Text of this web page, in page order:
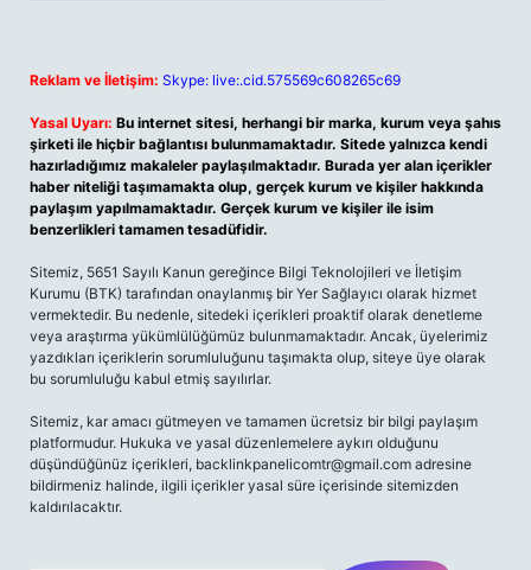
Reklam ve İletişim: Skype: live:.cid.575569c608265c69
Yasal Uyarı: Bu internet sitesi, herhangi bir marka, kurum veya şahıs
şirketi ile hiçbir bağlantısı bulunmamaktadır. Sitede yalnızca kendi
hazırladığımız makaleler paylaşılmaktadır. Burada yer alan içerikler
haber niteliği taşımamakta olup, gerçek kurum ve kişiler hakkında
paylaşım yapılmamaktadır. Gerçek kurum ve kişiler ile isim
benzerlikleri tamamen tesadüfidir.
Sitemiz, 5651 Sayılı Kanun gereğince Bilgi Teknolojileri ve İletişim
Kurumu (BTK) tarafından onaylanmış bir Yer Sağlayıcı olarak hizmet
vermektedir. Bu nedenle, sitedeki içerikleri proaktif olarak denetleme
veya araştırma yükümlülüğümüz bulunmamaktadır. Ancak, üyelerimiz
yazdıkları içeriklerin sorumluluğunu taşımakta olup, siteye üye olarak
bu sorumluluğu kabul etmiş sayılırlar.
Sitemiz, kar amacı gütmeyen ve tamamen ücretsiz bir bilgi paylaşım
platformudur. Hukuka ve yasal düzenlemelere aykırı olduğunu
düşündüğünüz içerikleri, backlinkpanelicomtr@gmail.com adresine
bildirmeniz halinde, ilgili içerikler yasal süre içerisinde sitemizden
kaldırılacaktır.